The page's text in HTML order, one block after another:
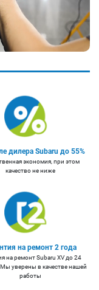
дилера Subaru до 55%
экономия, при этом
качество не ниже
на ремонт 2 года
на ремонт Subaru XV до 24
уверены в качестве нашей
работы